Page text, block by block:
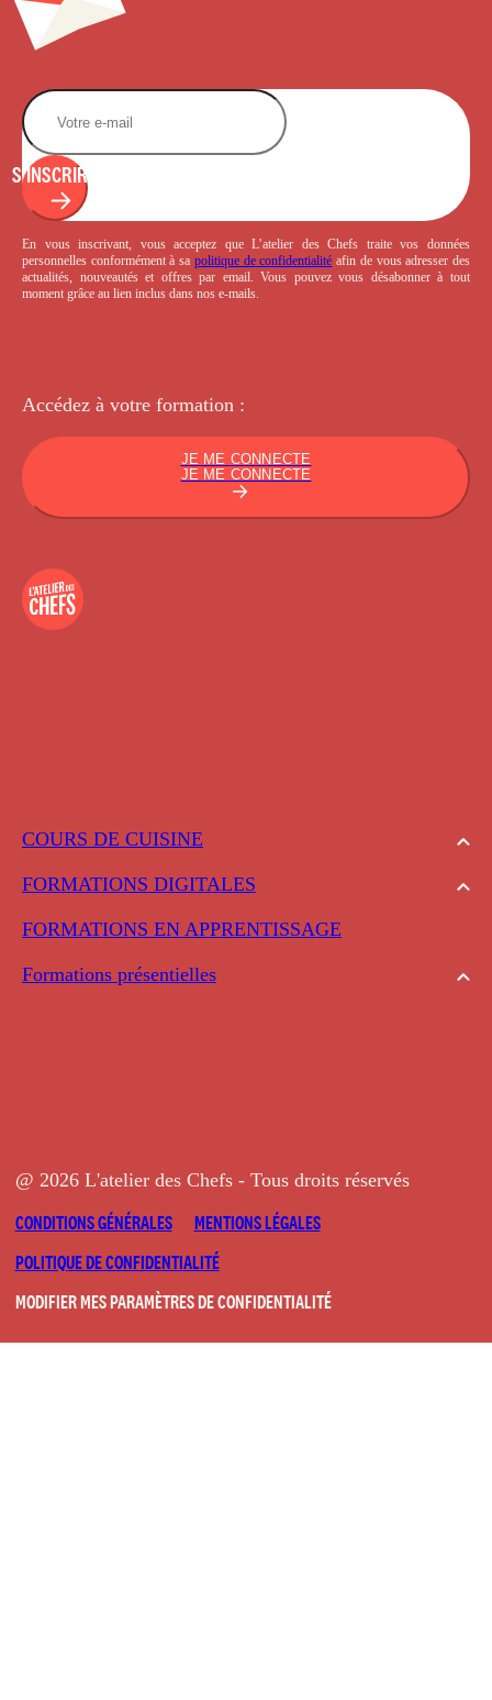
COURS DE CUISINE
FORMATIONS DIGITALES
FORMATIONS EN APPRENTISSAGE
Formations présentielles
S'INSCRIRE
En vous inscrivant, vous acceptez que L’atelier des Chefs traite vos données
personnelles conformément à sa politique de confidentialité afin de vous adresser des
actualités, nouveautés et offres par email. Vous pouvez vous désabonner à tout
moment grâce au lien inclus dans nos e-mails.
Accédez à votre formation :
JE ME CONNECTE
JE ME CONNECTE
@ 2026 L'atelier des Chefs - Tous droits réservés
CONDITIONS GÉNÉRALES
MENTIONS LÉGALES
POLITIQUE DE CONFIDENTIALITÉ
MODIFIER MES PARAMÈTRES DE CONFIDENTIALITÉ